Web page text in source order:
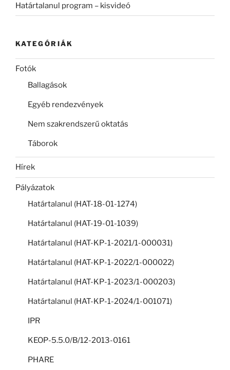
Határtalanul program – kisvideó
KATEGÓRIÁK
Fotók
Ballagások
Egyéb rendezvények
Nem szakrendszerű oktatás
Táborok
Hírek
Pályázatok
Határtalanul (HAT-18-01-1274)
Határtalanul (HAT-19-01-1039)
Határtalanul (HAT-KP-1-2021/1-000031)
Határtalanul (HAT-KP-1-2022/1-000022)
Határtalanul (HAT-KP-1-2023/1-000203)
Határtalanul (HAT-KP-1-2024/1-001071)
IPR
KEOP-5.5.0/B/12-2013-0161
PHARE